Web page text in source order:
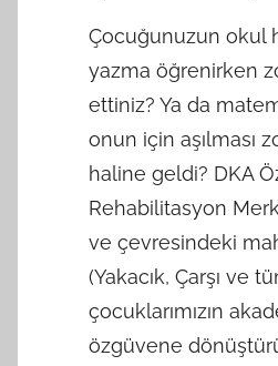
Çocuğunuzun okul
yazma öğrenirken
ettiniz? Ya da
onun için aşılması
haline geldi? DKA
Rehabilitasyon
ve çevresindeki
(Yakacık, Çarşı ve
çocuklarımızın
özgüvene